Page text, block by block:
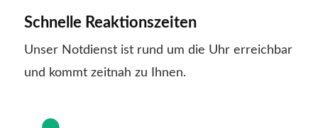
Schnelle Reaktionszeiten
Unser Notdienst ist rund um die Uhr erreichbar
und kommt zeitnah zu Ihnen.